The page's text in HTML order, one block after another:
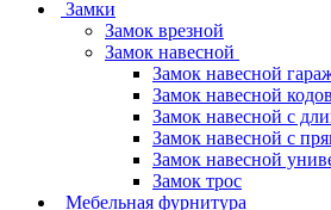
Замки
Замок врезной
Замок навесной
Замок навесной
Замок навесной
Замок навесной с
Замок навесной с
Замок навесной
Замок трос
Мебельная фурнитура